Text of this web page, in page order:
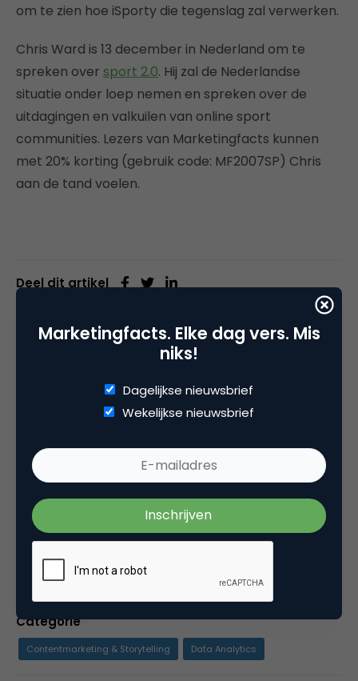
om te zien hoe iSporty die tegenslag zal verwerken.
Chris Ward is 13 december in Nederland om te
spreken over sport 2.0. Hij zal de Nederlandse
situatie onder loep nemen en spreken over de
uitdagingen en valkuilen van online sport
communities. Lezers van Marketingfacts kunnen
met 20% korting (gebruik code: MF2007SP) Chris
aan de tand voelen.
Deel dit artikel
Gijsbregt Brouwer
Eigenaar bijBrightguys
food expert | trend watcher | speaker | author |
podcast host | newsletter: Gijsbregt fileert | de
Buik
Categorie
Contentmarketing & Storytelling Data Analytics
Marketingfacts. Elke dag vers. Mis
niks!
Dagelijkse nieuwsbrief
Wekelijkse nieuwsbrief